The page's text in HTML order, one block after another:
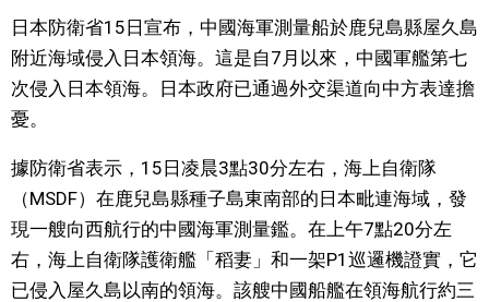
日本指南
視覺日本
更多
人物訪談
日本防衛省15日宣布，中國海軍測量船於鹿兒島縣屋久島
附近海域侵入日本領海。這是自7月以來，中國軍艦第七
次侵入日本領海。日本政府已通過外交渠道向中方表達擔
憂。
據防衛省表示，15日凌晨3點30分左右，海上自衛隊
（MSDF）在鹿兒島縣種子島東南部的日本毗連海域，發
現一艘向西航行的中國海軍測量鑑。在上午7點20分左
右，海上自衛隊護衛艦「稻妻」和一架P1巡邏機證實，它
已侵入屋久島以南的領海。該艘中國船艦在領海航行約三